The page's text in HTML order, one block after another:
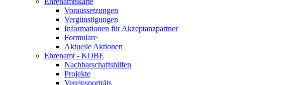
Voraussetzungen
Vergünstigungen
Informationen für Akzeptanzpartner
Formulare
Aktuelle Aktionen
Ehrenamt - KOBE
Nachbarschaftshilfen
Projekte
Vereinsporträts